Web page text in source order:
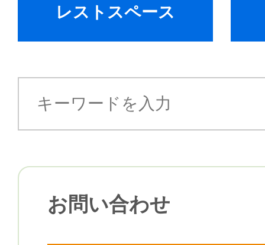
レストスペース
お問い合わせ